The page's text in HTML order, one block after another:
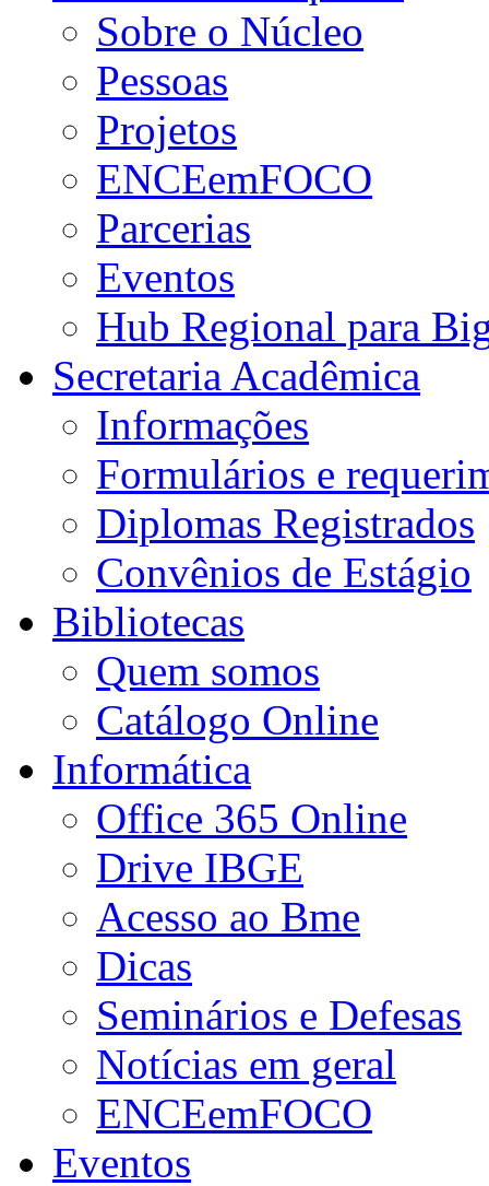
Sobre o Núcleo
Pessoas
Projetos
ENCEemFOCO
Parcerias
Eventos
Hub Regional para
Secretaria Acadêmica
Informações
Formulários e
Diplomas Registrados
Convênios de Estágio
Bibliotecas
Quem somos
Catálogo Online
Informática
Office 365 Online
Drive IBGE
Acesso ao Bme
Dicas
Seminários e Defesas
Notícias em geral
ENCEemFOCO
Eventos